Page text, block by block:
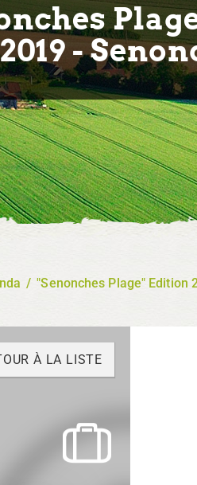
2019 -
/ "Senonches Plage" Edition
À LA LISTE